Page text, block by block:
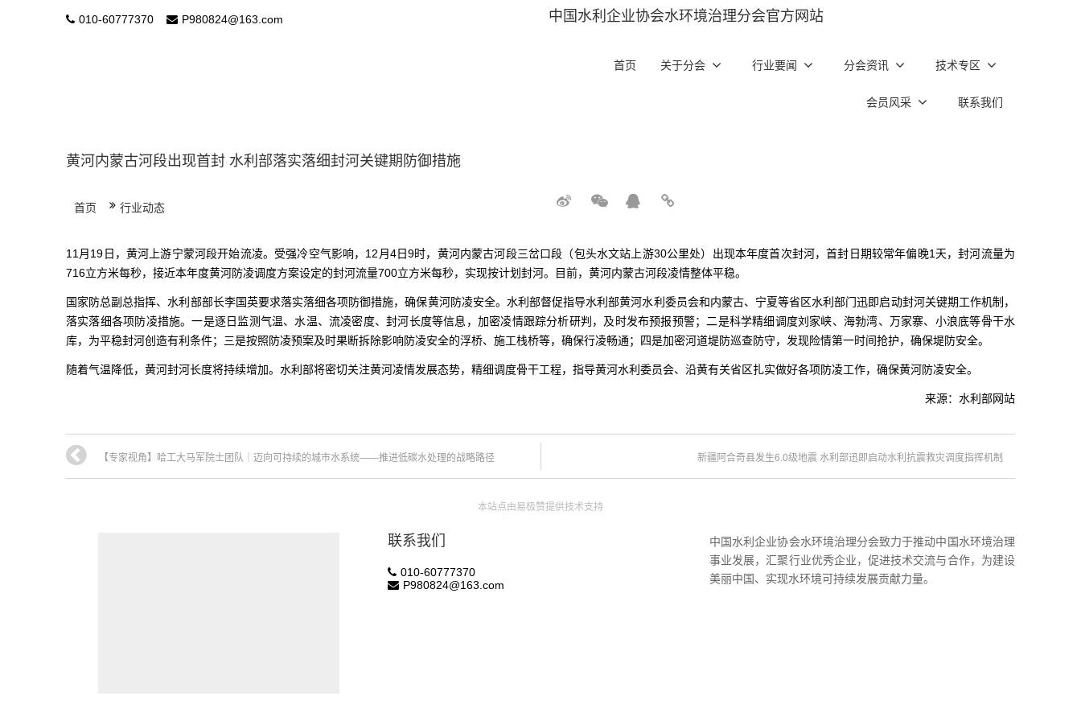
010-60777370 P980824@163.com 中国水利企业协会水环境治理分会官方网站
首页 关于分会 行业要闻 分会资讯 技术专区
会员风采 联系我们
黄河内蒙古河段出现首封 水利部落实落细封河关键期防御措施
首页 行业动态
11月19日，黄河上游宁蒙河段开始流凌。受强冷空气影响，12月4日9时，黄河内蒙古河段三岔口段（包头水文站上游30公里处）出现本年度首次封河，首封日期较常年偏晚1天，封河流量为
716立方米每秒，接近本年度黄河防凌调度方案设定的封河流量700立方米每秒，实现按计划封河。目前，黄河内蒙古河段凌情整体平稳。
国家防总副总指挥、水利部部长李国英要求落实落细各项防御措施，确保黄河防凌安全。水利部督促指导水利部黄河水利委员会和内蒙古、宁夏等省区水利部门迅即启动封河关键期工作机制，
落实落细各项防凌措施。一是逐日监测气温、水温、流凌密度、封河长度等信息，加密凌情跟踪分析研判，及时发布预报预警；二是科学精细调度刘家峡、海勃湾、万家寨、小浪底等骨干水
库，为平稳封河创造有利条件；三是按照防凌预案及时果断拆除影响防凌安全的浮桥、施工栈桥等，确保行凌畅通；四是加密河道堤防巡查防守，发现险情第一时间抢护，确保堤防安全。
随着气温降低，黄河封河长度将持续增加。水利部将密切关注黄河凌情发展态势，精细调度骨干工程，指导黄河水利委员会、沿黄有关省区扎实做好各项防凌工作，确保黄河防凌安全。
来源：水利部网站
【专家视角】哈工大马军院士团队｜迈向可持续的城市水系统——推进低碳水处理的战略路径 新疆阿合奇县发生6.0级地震 水利部迅即启动水利抗震救灾调度指挥机制
本站点由易极赞提供技术支持
联系我们
010-60777370
P980824@163.com
中国水利企业协会水环境治理分会致力于推动中国水环境治理
事业发展，汇聚行业优秀企业，促进技术交流与合作，为建设
美丽中国、实现水环境可持续发展贡献力量。